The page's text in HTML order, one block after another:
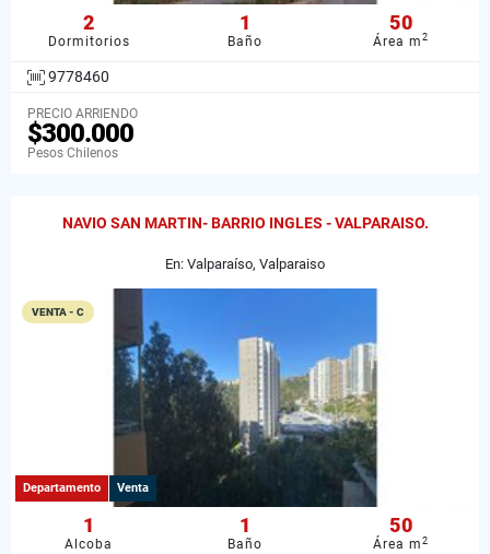
2
Dormitorios
1
Baño
50
Área m2
9778460
PRECIO ARRIENDO
$300.000
Pesos Chilenos
NAVIO SAN MARTIN- BARRIO INGLES - VALPARAISO.
En: Valparaíso, Valparaiso
VENTA - C
Departamento Venta
1
Alcoba
1
Baño
50
Área m2